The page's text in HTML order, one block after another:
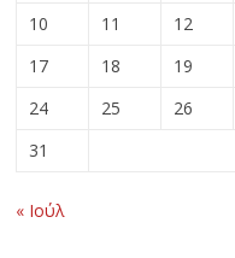
10
11 12
17
18 19
24
25 26
31
« Ιούλ